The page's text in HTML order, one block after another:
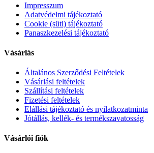
Impresszum
Adatvédelmi tájékoztató
Cookie (süti) tájékoztató
Panaszkezelési tájékoztató
Vásárlás
Általános Szerződési Feltételek
Vásárlási feltételek
Szállítási feltételek
Fizetési feltételek
Elállási tájékoztató és nyilatkozatminta
Jótállás, kellék- és termékszavatosság
Vásárlói fiók